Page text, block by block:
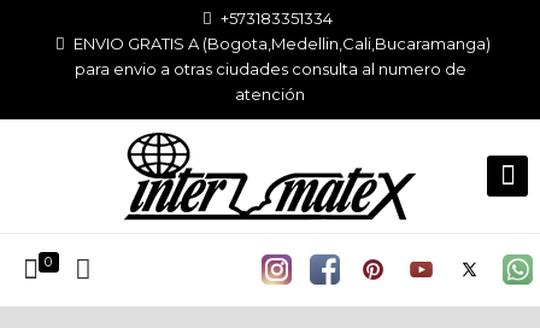
+573183351334
ENVIO GRATIS A (Bogota,Medellin,Cali,Bucaramanga)
para envio a otras ciudades consulta al numero de
atención
0